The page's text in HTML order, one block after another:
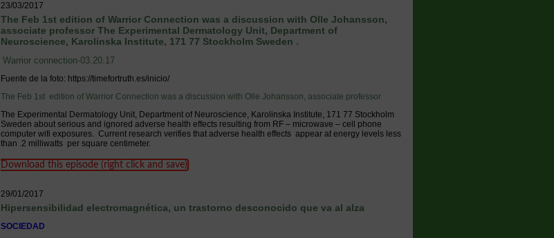
23/03/2017
The Feb 1st edition of Warrior Connection was a discussion with Olle Johansson,
associate professor The Experimental Dermatology Unit, Department of
Neuroscience, Karolinska Institute, 171 77 Stockholm Sweden .
Warrior connection-03.20.17
Fuente de la foto: https://timefortruth.es/inicio/
The Feb 1stedition of Warrior Connection was a discussion with Olle Johansson, associate professor
The Experimental Dermatology Unit, Department of Neuroscience, Karolinska Institute, 171 77 Stockholm
Sweden about serious and ignored adverse health effects resulting from RF – microwave – cell phone
computer wifi exposures. Current research verifies that adverse health effects appear at energy levels less
than .2 milliwatts per square centimeter.
Download this episode (right click and save)
29/01/2017
Hipersensibilidad electromagnética, un trastorno desconocido que va al alza
SOCIEDAD